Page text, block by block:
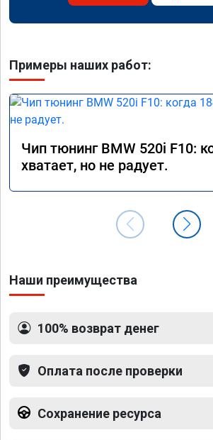
Примеры наших работ:
Чип тюнинг BMW 520i F10:
хватает, но не радует.
Наши преимущества
100% возврат денег
Оплата после проверки
Сохранение ресурса